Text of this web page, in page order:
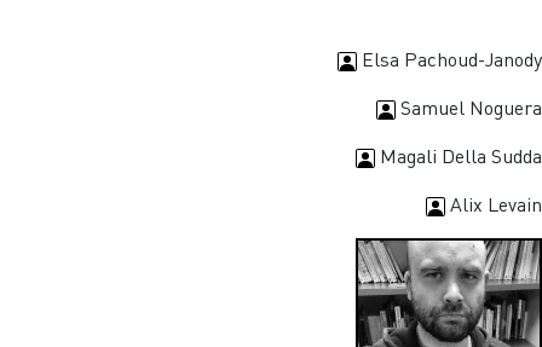
Elsa Pachoud-Janody
Samuel Noguera
Magali Della Sudda
Alix Levain